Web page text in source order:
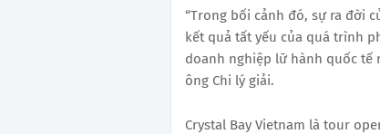
“Trong bối cảnh đó, sự ra đời
kết quả tất yếu của quá trình
doanh nghiệp lữ hành quốc tế
ông Chi lý giải.
Crystal Bay Vietnam là tour